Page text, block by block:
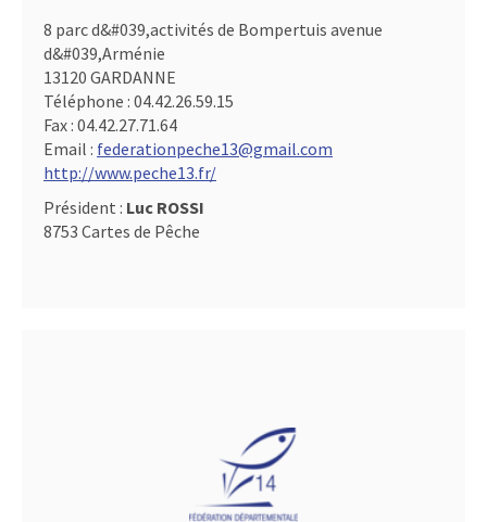
8 parc d&#039,activités de Bompertuis avenue
d&#039,Arménie
13120 GARDANNE
Téléphone : 04.42.26.59.15
Fax : 04.42.27.71.64
Email : federationpeche13@gmail.com
http://www.peche13.fr/
Président : Luc ROSSI
8753 Cartes de Pêche